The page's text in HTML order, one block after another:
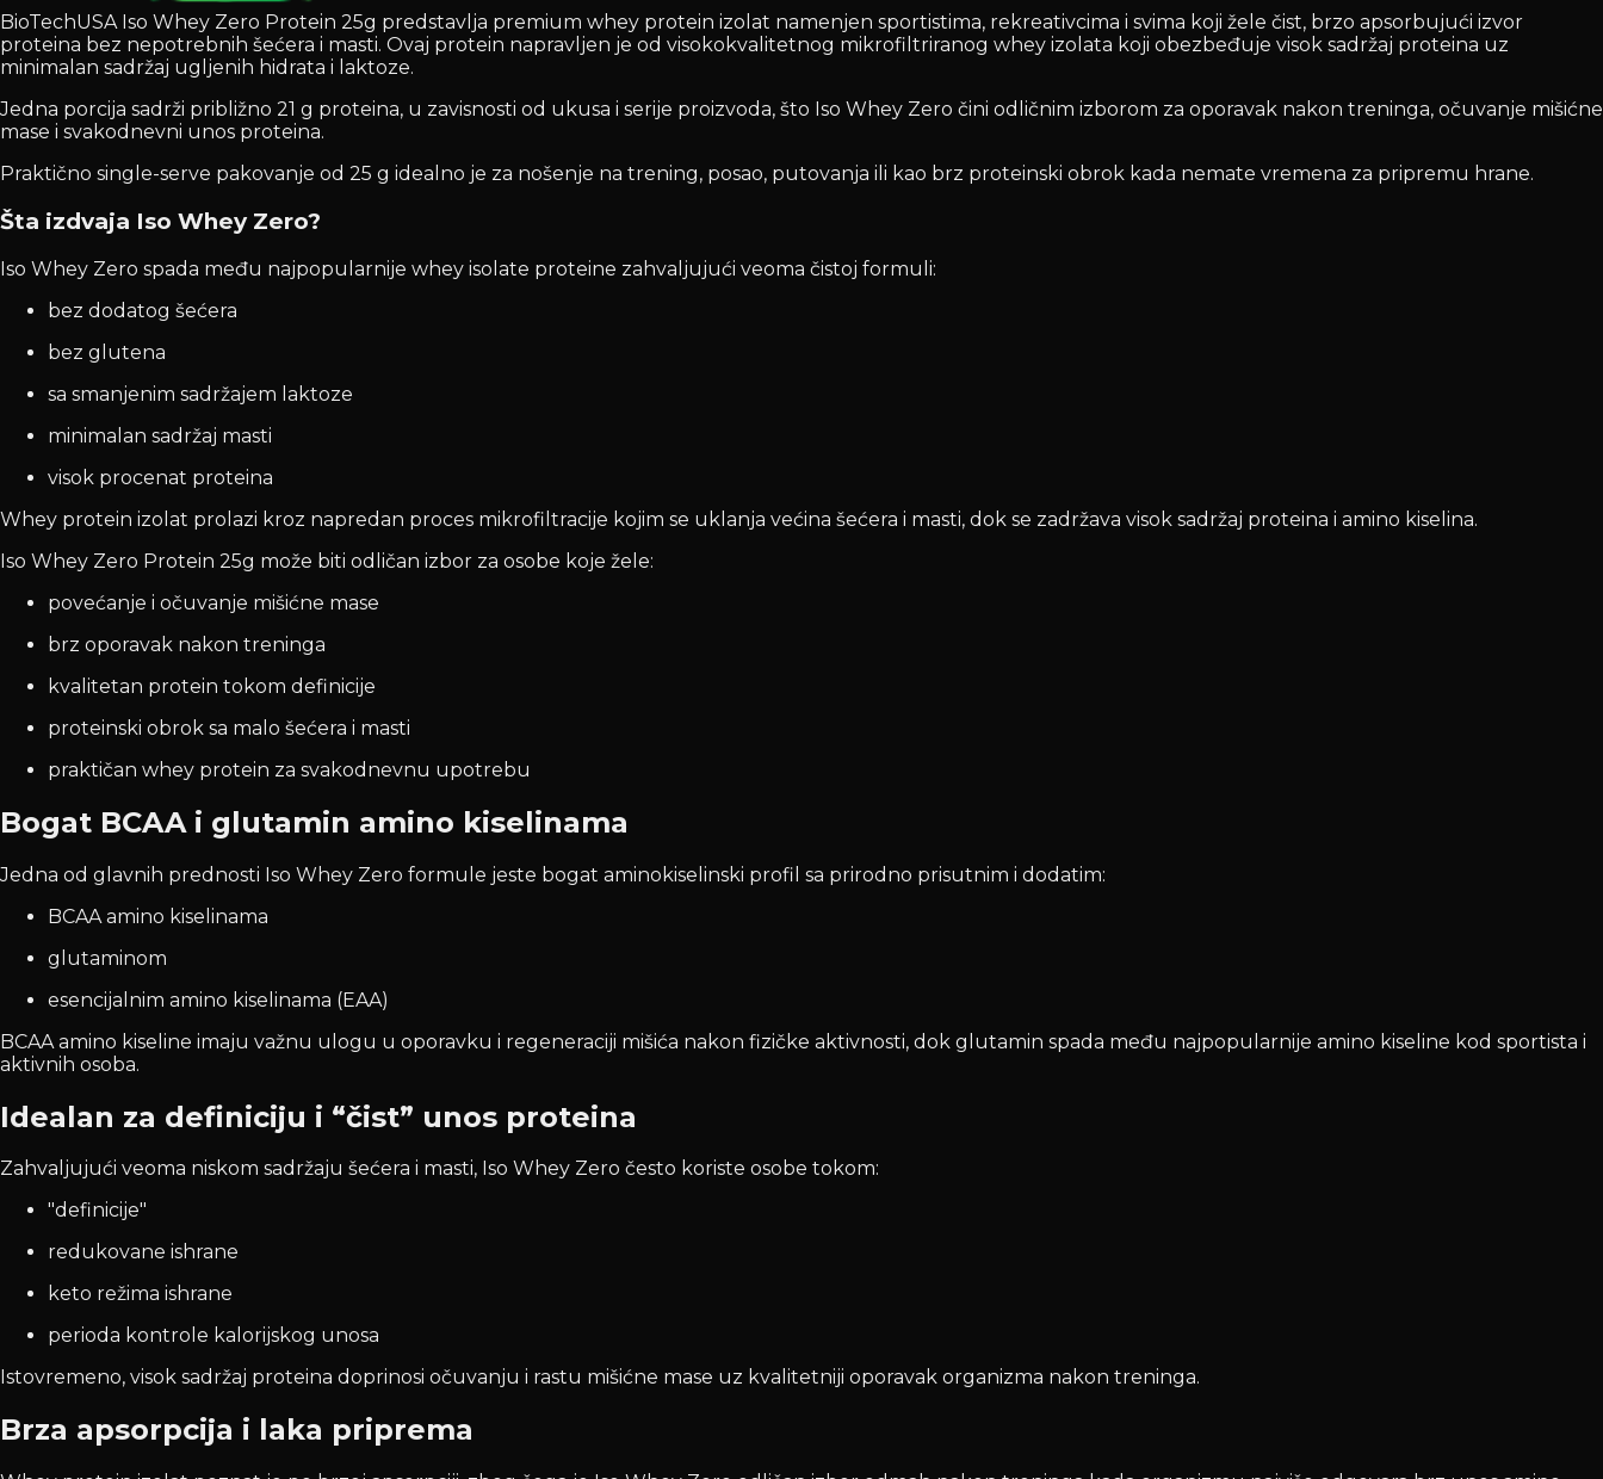
BioTechUSA Iso Whey Zero Protein 25g predstavlja premium whey protein izolat namenjen sportistima, rekreativcima i svima koji žele čist, brzo apsorbujući izvor
proteina bez nepotrebnih šećera i masti. Ovaj protein napravljen je od visokokvalitetnog mikrofiltriranog whey izolata koji obezbeđuje visok sadržaj proteina uz
minimalan sadržaj ugljenih hidrata i laktoze.
Jedna porcija sadrži približno 21 g proteina, u zavisnosti od ukusa i serije proizvoda, što Iso Whey Zero čini odličnim izborom za oporavak nakon treninga, očuvanje mišićne
mase i svakodnevni unos proteina.
Praktično single-serve pakovanje od 25 g idealno je za nošenje na trening, posao, putovanja ili kao brz proteinski obrok kada nemate vremena za pripremu hrane.
Šta izdvaja Iso Whey Zero?
Iso Whey Zero spada među najpopularnije whey isolate proteine zahvaljujući veoma čistoj formuli:
bez dodatog šećera
bez glutena
sa smanjenim sadržajem laktoze
minimalan sadržaj masti
visok procenat proteina
Whey protein izolat prolazi kroz napredan proces mikrofiltracije kojim se uklanja većina šećera i masti, dok se zadržava visok sadržaj proteina i amino kiselina.
Iso Whey Zero Protein 25g može biti odličan izbor za osobe koje žele:
povećanje i očuvanje mišićne mase
brz oporavak nakon treninga
kvalitetan protein tokom definicije
proteinski obrok sa malo šećera i masti
praktičan whey protein za svakodnevnu upotrebu
Bogat BCAA i glutamin amino kiselinama
Jedna od glavnih prednosti Iso Whey Zero formule jeste bogat aminokiselinski profil sa prirodno prisutnim i dodatim:
BCAA amino kiselinama
glutaminom
esencijalnim amino kiselinama (EAA)
BCAA amino kiseline imaju važnu ulogu u oporavku i regeneraciji mišića nakon fizičke aktivnosti, dok glutamin spada među najpopularnije amino kiseline kod sportista i
aktivnih osoba.
Idealan za definiciju i “čist” unos proteina
Zahvaljujući veoma niskom sadržaju šećera i masti, Iso Whey Zero često koriste osobe tokom:
"definicije"
redukovane ishrane
keto režima ishrane
perioda kontrole kalorijskog unosa
Istovremeno, visok sadržaj proteina doprinosi očuvanju i rastu mišićne mase uz kvalitetniji oporavak organizma nakon treninga.
Brza apsorpcija i laka priprema